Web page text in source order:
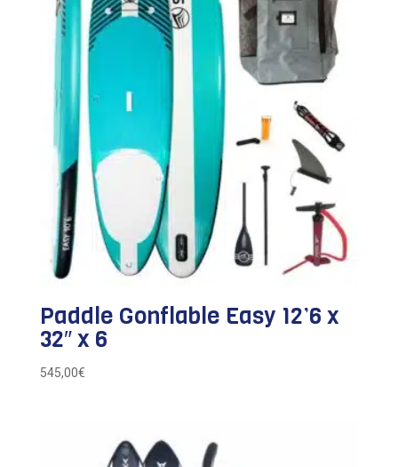
Paddle Gonflable Easy 12’6 x
32″ x 6
545,00€